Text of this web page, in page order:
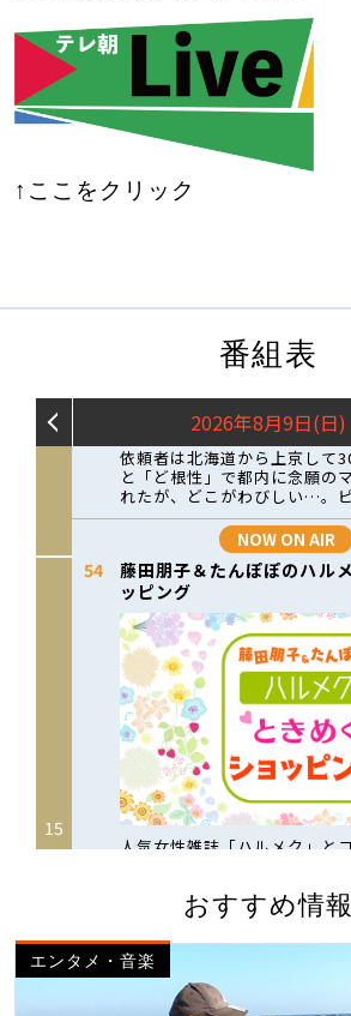
↑ここをクリック
番組表
おすすめ情報
エンタメ・音楽